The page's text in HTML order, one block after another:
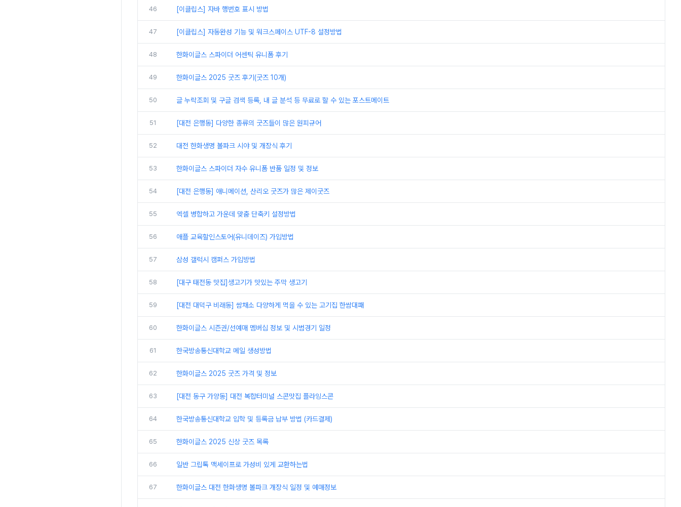
46 [이클립스] 자바 행번호 표시 방법
47 [이클립스] 자동완성 기능 및 워크스페이스 UTF-8 설정방법
48 한화이글스 스파이더 어센틱 유니폼 후기
49 한화이글스 2025 굿즈 후기(굿즈 10개)
50 글 누락조회 및 구글 검색 등록, 내 글 분석 등 무료로 할 수 있는 포스트메이트
51 [대전 은행동] 다양한 종류의 굿즈들이 많은 원피규어
52 대전 한화생명 볼파크 시야 및 개장식 후기
53 한화이글스 스파이더 자수 유니폼 반품 일정 및 정보
54 [대전 은행동] 애니메이션, 산리오 굿즈가 많은 제이굿즈
55 엑셀 병합하고 가운데 맞춤 단축키 설정방법
56 애플 교육할인스토어(유니데이즈) 가입방법
57 삼성 갤럭시 캠퍼스 가입방법
58 [대구 태전동 맛집]생고기가 맛있는 주막 생고기
59 [대전 대덕구 비래동] 쌈채소 다양하게 먹을 수 있는 고기집 한쌈대패
60 한화이글스 시즌권/선예매 멤버십 정보 및 시범경기 일정
61 한국방송통신대학교 메일 생성방법
62 한화이글스 2025 굿즈 가격 및 정보
63 [대전 동구 가양동] 대전 복합터미널 스콘맛집 플라잉스콘
64 한국방송통신대학교 입학 및 등록금 납부 방법 (카드결제)
65 한화이글스 2025 신상 굿즈 목록
66 일반 그립톡 맥세이프로 가성비 있게 교환하는법
67 한화이글스 대전 한화생명 볼파크 개장식 일정 및 예매정보